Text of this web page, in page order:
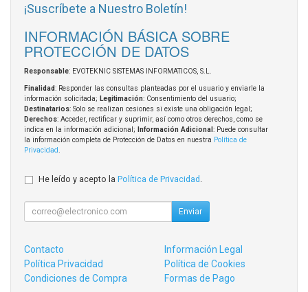
¡Suscríbete a Nuestro Boletín!
INFORMACIÓN BÁSICA SOBRE
PROTECCIÓN DE DATOS
Responsable: EVOTEKNIC SISTEMAS INFORMATICOS, S.L.
Finalidad: Responder las consultas planteadas por el usuario y enviarle la
información solicitada; Legitimación: Consentimiento del usuario;
Destinatarios: Solo se realizan cesiones si existe una obligación legal;
Derechos: Acceder, rectificar y suprimir, así como otros derechos, como se
indica en la información adicional;
Información Adicional : Puede consultar
la información completa de Protección de Datos en nuestra Política de
Privacidad
He leído y acepto la Política de Privacidad
Enviar
Contacto
Información Legal
Política Privacidad
Política de Cookies
Condiciones de Compra
Formas de Pago